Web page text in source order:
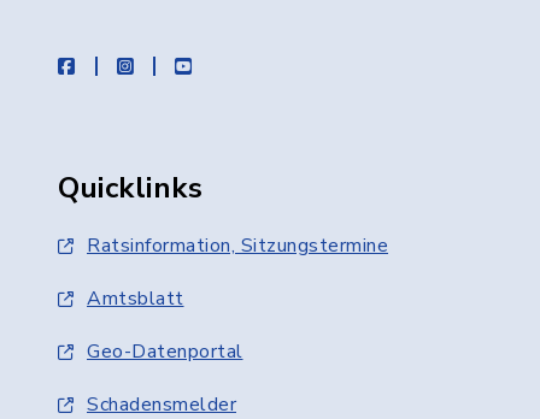
facebookinstagramyoutube
Quicklinks
Ratsinformation, Sitzungstermine
Amtsblatt
Geo-Datenportal
Schadensmelder